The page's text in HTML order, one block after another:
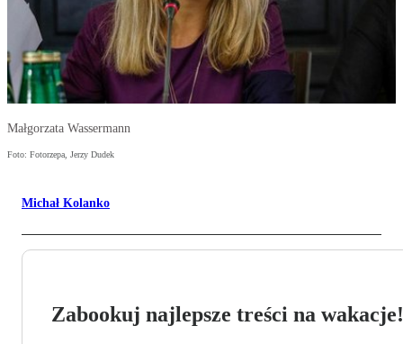
Małgorzata Wassermann
Foto: Fotorzepa, Jerzy Dudek
Michał Kolanko
Zabookuj najlepsze treści na wakacje!